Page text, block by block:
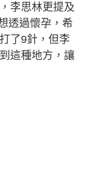
李思林更提及
透過懷孕，希
了9針，但李
這種地方，讓